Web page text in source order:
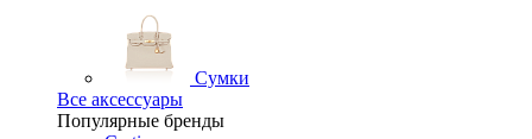
Сумки
Все аксессуары
Популярные бренды